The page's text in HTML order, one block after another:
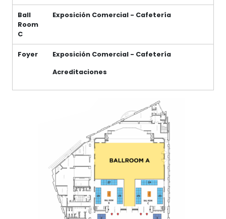
Ball
Room
C
Exposición Comercial - Cafetería
Foyer Exposición Comercial - Cafetería
Acreditaciones